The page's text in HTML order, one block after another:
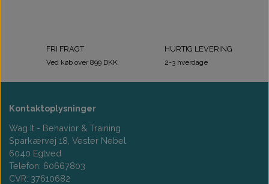
FRI FRAGT
Ved køb over 899 DKK
HURTIG LEVERING
2-3 hverdage
Kontaktoplysninger
Wag It - Behavior & Training
Sparkærvej 18, Vester Nebel
6040 Egtved
Telefon: 60667803
CVR: 37610682